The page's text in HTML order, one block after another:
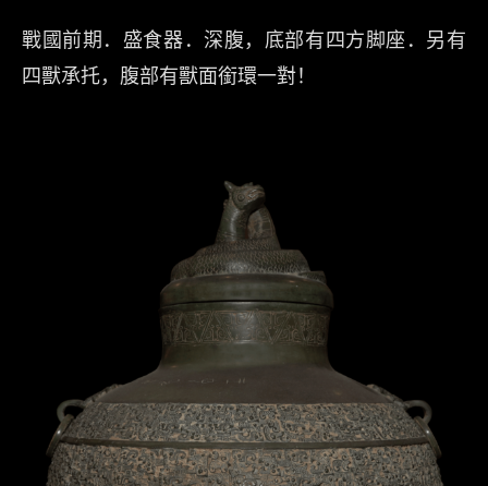
戰國前期．盛食器．深腹，底部有四方脚座．另有
四獸承托，腹部有獸面銜環一對！